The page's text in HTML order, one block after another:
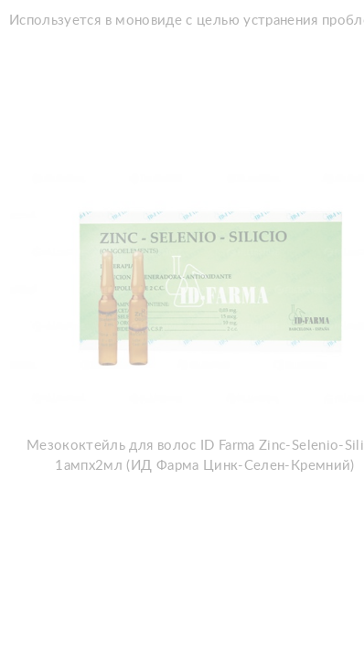
Используется в моновиде с целью устранения
Мезококтейль для волос ID Farma Zinc-Selenio-
1ампx2мл (ИД Фарма Цинк-Селен-Кремний)